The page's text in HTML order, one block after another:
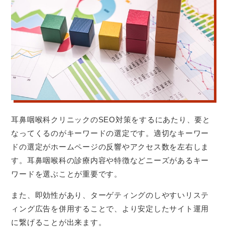
耳鼻咽喉科クリニックのSEO対策をするにあたり、要と
なってくるのがキーワードの選定です。適切なキーワー
ドの選定がホームページの反響やアクセス数を左右しま
す。耳鼻咽喉科の診療内容や特徴などニーズがあるキー
ワードを選ぶことが重要です。
また、即効性があり、ターゲティングのしやすいリステ
ィング広告を併用することで、より安定したサイト運用
に繋げることが出来ます。